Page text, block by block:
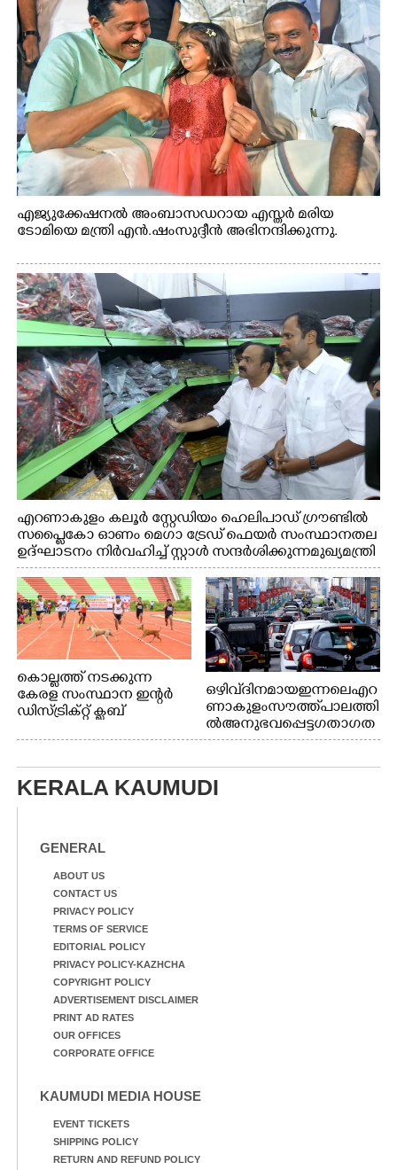
എജ്യുക്കേഷനൽ അംബാസഡറായ എസ്തർ മരിയ
ടോമിയെ മന്ത്രി എൻ.ഷംസുദ്ദീൻ അഭിനന്ദിക്കുന്നു.
എറണാകുളം കലൂർ സ്റ്റേഡിയം ഹെലിപാഡ് ഗ്രൗണ്ടിൽ
സപ്ളൈകോ ഓണം മെഗാ ട്രേഡ് ഫെയർ സംസ്ഥാനതല
ഉദ്ഘാടനം നിർവഹിച്ച് സ്റ്റാൾ സന്ദർശിക്കുന്ന മുഖ്യമന്ത്രി
വി.ഡി. സതീശൻ. മന്ത്രി അനൂപ് ജേക്കബ് സമീപം
കൊല്ലത്ത് നടക്കുന്ന
കേരള സംസ്ഥാന ഇന്റർ
ഡിസ്ട്രിക്റ്റ് ക്ലബ്
ചാമ്പ്യൻഷിപ്പിൽ അണ്ടർ
20 ആൺകുട്ടികളുടെ 200
മീറ്റർ ഓട്ടം ഫൈനൽ
മത്സരത്തിനിടെ സിന്തറ്റിക്
ട്രാക്കിന് കുറുകെ ഓടുന്ന
ഒഴിവ് ദിനമായ ഇന്നലെ എറ
ണാകുളം സൗത്ത് പാലത്തി
ൽ അനുഭവപ്പെട്ട ഗതാഗത
ക്കുരുക്ക്
KERALA KAUMUDI
GENERAL
ABOUT US
CONTACT US
PRIVACY POLICY
TERMS OF SERVICE
EDITORIAL POLICY
PRIVACY POLICY-KAZHCHA
COPYRIGHT POLICY
ADVERTISEMENT DISCLAIMER
PRINT AD RATES
OUR OFFICES
CORPORATE OFFICE
KAUMUDI MEDIA HOUSE
EVENT TICKETS
SHIPPING POLICY
RETURN AND REFUND POLICY